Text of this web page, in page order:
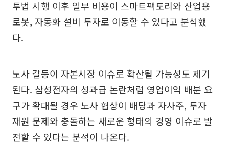
투법 시행 이후 일부 비용이 스마트팩토리와 산업용
로봇, 자동화 설비 투자로 이동할 수 있다고 분석했
다.
노사 갈등이 자본시장 이슈로 확산될 가능성도 제기
된다. 삼성전자의 성과급 논란처럼 영업이익 배분 요
구가 확대될 경우 노사 협상이 배당과 자사주, 투자
재원 문제와 충돌하는 새로운 형태의 경영 이슈로 발
전할 수 있다는 분석이 나온다.